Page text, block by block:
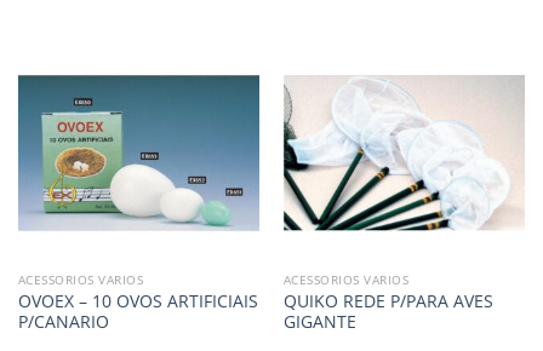
ACESSORIOS VARIOS
OVOEX – 10 OVOS ARTIFICIAIS
P/CANARIO
ACESSORIOS VARIOS
QUIKO REDE P/PARA AVES
GIGANTE